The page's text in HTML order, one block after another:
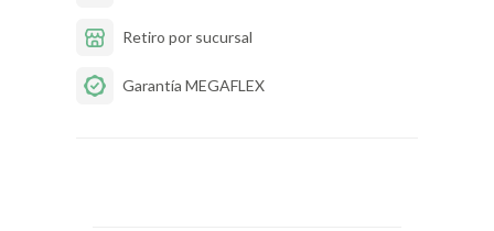
Retiro por sucursal
Garantía MEGAFLEX